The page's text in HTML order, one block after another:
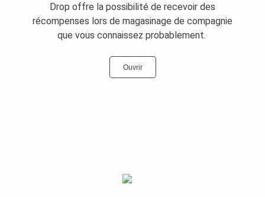
Drop offre la possibilité de recevoir des
récompenses lors de magasinage de compagnie
que vous connaissez probablement.
Ouvrir